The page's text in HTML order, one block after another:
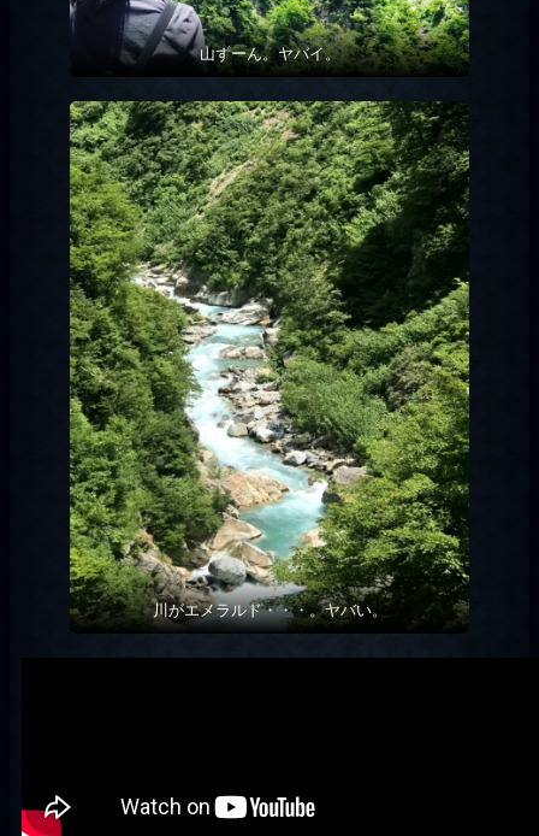
山ずーん。ヤバイ。
川がエメラルド・・・。ヤバい。